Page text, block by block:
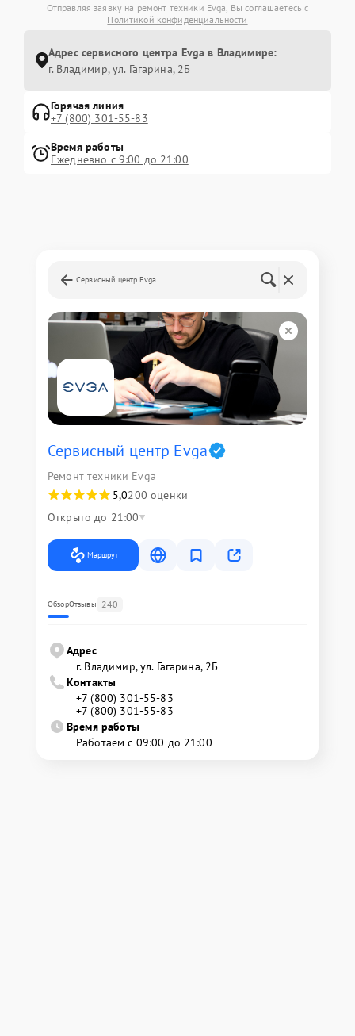
Отправляя заявку на ремонт техники Evga, Вы соглашаетесь с
Политикой конфиденциальности
Адрес сервисного центра Evga в Владимире:
г. Владимир, ул. Гагарина, 2Б
Горячая линия
+7 (800) 301-55-83
Время работы
Ежедневно с 9:00 до 21:00
Сервисный центр Evga
Сервисный центр Evga
Ремонт техники Evga
5,0200 оценки
Открыто до 21:00
Маршрут
ОбзорОтзывы 240
Адрес
г. Владимир, ул. Гагарина, 2Б
Контакты
+7 (800) 301-55-83
+7 (800) 301-55-83
Время работы
Работаем с 09:00 до 21:00